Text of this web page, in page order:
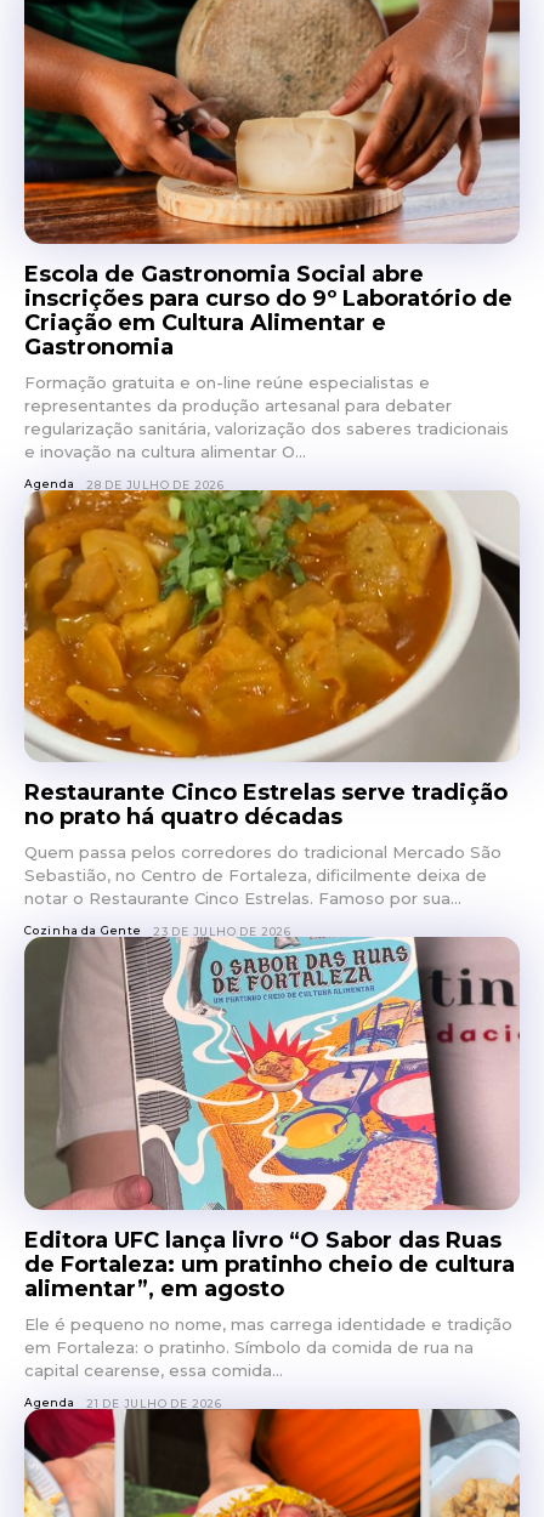
Escola de Gastronomia Social abre
inscrições para curso do 9º Laboratório de
Criação em Cultura Alimentar e
Gastronomia
Formação gratuita e on-line reúne especialistas e
representantes da produção artesanal para debater
regularização sanitária, valorização dos saberes tradicionais
e inovação na cultura alimentar O...
Agenda 28 DE JULHO DE 2026
Restaurante Cinco Estrelas serve tradição
no prato há quatro décadas
Quem passa pelos corredores do tradicional Mercado São
Sebastião, no Centro de Fortaleza, dificilmente deixa de
notar o Restaurante Cinco Estrelas. Famoso por sua...
Cozinha da Gente 23 DE JULHO DE 2026
Editora UFC lança livro “O Sabor das Ruas
de Fortaleza: um pratinho cheio de cultura
alimentar”, em agosto
Ele é pequeno no nome, mas carrega identidade e tradição
em Fortaleza: o pratinho. Símbolo da comida de rua na
capital cearense, essa comida...
Agenda 21 DE JULHO DE 2026